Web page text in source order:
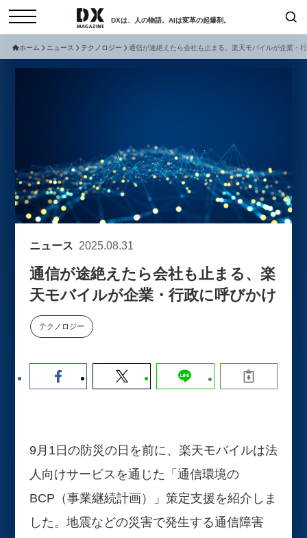
DXは、人の物語。AIは変革の起爆剤。
トップページ
特集
動画
サイトマップ
お問い合わせ
個人情報保護法について
採用情報
現在開催予定のセミナー
セミナー
非公開: 【8/6開催】AIエージェン
ト時代、日本企業は何から始める
新潮流から学ぶ〜
セミナー
【8/12開催】「イノベーションを
～
2026-06-10
ホーム ニュース テクノロジー 通信が途絶えたら会社も止まる、楽天モバイルが企業・
ニュース 2025.08.31
通信が途絶えたら会社も止まる、楽
天モバイルが企業・行政に呼びかけ
テクノロジー
9月1日の防災の日を前に、楽天モバイルは法
人向けサービスを通じた「通信環境の
BCP（事業継続計画）」策定支援を紹介しま
した。地震などの災害で発生する通信障害